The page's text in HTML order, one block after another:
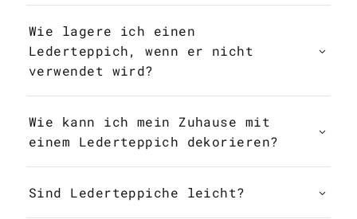
Wie lagere ich einen
Lederteppich, wenn er nicht
verwendet wird?
Wie kann ich mein Zuhause mit
einem Lederteppich dekorieren?
Sind Lederteppiche leicht?